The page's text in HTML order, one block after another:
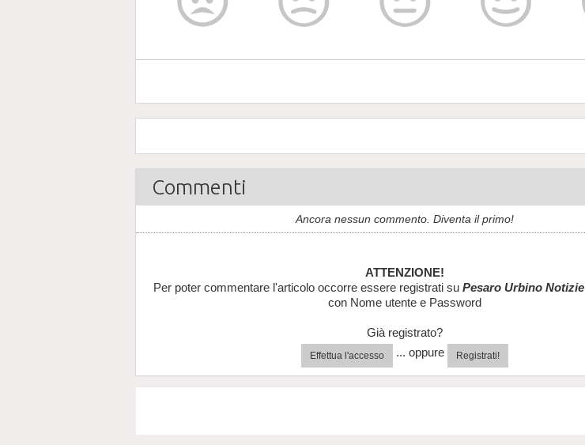
Commenti
Ancora nessun commento. Diventa il primo!
ATTENZIONE!
Per poter commentare l'articolo occorre essere registrati su Pesaro Urbino Notizie
con Nome utente e Password
Già registrato?
Effettua l'accesso ... oppure Registrati!